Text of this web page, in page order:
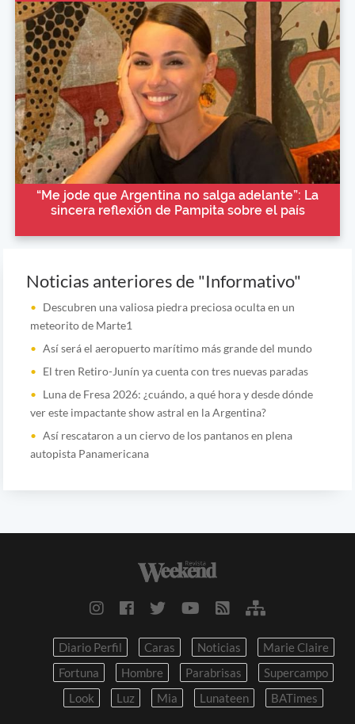
“Me jode que Argentina no salga adelante”: La
sincera reflexión de Pampita sobre el país
Noticias anteriores de "Informativo"
Descubren una valiosa piedra preciosa oculta en un
meteorito de Marte1
Así será el aeropuerto marítimo más grande del mundo
El tren Retiro-Junín ya cuenta con tres nuevas paradas
Luna de Fresa 2026: ¿cuándo, a qué hora y desde dónde
ver este impactante show astral en la Argentina?
Así rescataron a un ciervo de los pantanos en plena
autopista Panamericana
Diario Perfil Caras Noticias
Marie Claire
Fortuna
Hombre Parabrisas
Supercampo
Look
Luz Mia Lunateen BATimes